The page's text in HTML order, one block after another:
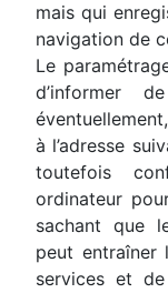
mais qui
navigation de
Le
d’informer
à l’adresse
toutefois
ordinateur
sachant que
peut entraîner
services et